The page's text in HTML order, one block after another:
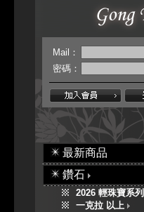
Mail：
密碼：
最新商品
鑽石
2026 輕珠寶系列
一克拉 以上